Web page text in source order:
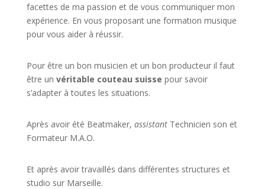
facettes de ma passion et de vous communiquer mon
expérience. En vous proposant une formation musique
pour vous aider à réussir.
Pour être un bon musicien et un bon producteur il faut
être un véritable couteau suisse pour savoir
s’adapter à toutes les situations.
Après avoir été Beatmaker, assistant Technicien son et
Formateur M.A.O.
Et après avoir travaillés dans différentes structures et
studio sur Marseille.